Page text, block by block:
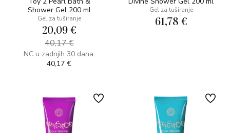
Shower Gel 200 ml
Gel za tuširanje
20,09 €
40,17 €
NC u zadnjih 30 dana:
40,17 €
Gel za tuširanje
61,78 €